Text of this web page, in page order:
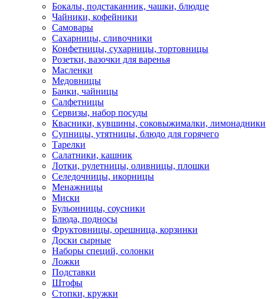
Бокалы, подстаканник, чашки, блюдце
Чайники, кофейники
Самовары
Сахарницы, сливочники
Конфетницы, сухарницы, тортовницы
Розетки, вазочки для варенья
Масленки
Медовницы
Банки, чайницы
Салфетницы
Сервизы, набор посуды
Квасники, кувшины, соковыжималки, лимонадники
Супницы, утятницы, блюдо для горячего
Тарелки
Салатники, кашник
Лотки, рулетницы, оливницы, плошки
Селедочницы, икорницы
Менажницы
Миски
Бульонницы, соусники
Блюда, подносы
Фруктовницы, орешница, корзинки
Доски сырные
Наборы специй, солонки
Ложки
Подставки
Штофы
Стопки, кружки